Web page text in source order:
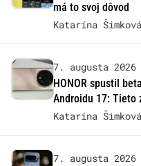
má to svoj dôvod
Katarína Šimková
7. augusta 2026
HONOR spustil
Androidu 17: Tieto
Katarína Šimková
7. augusta 2026